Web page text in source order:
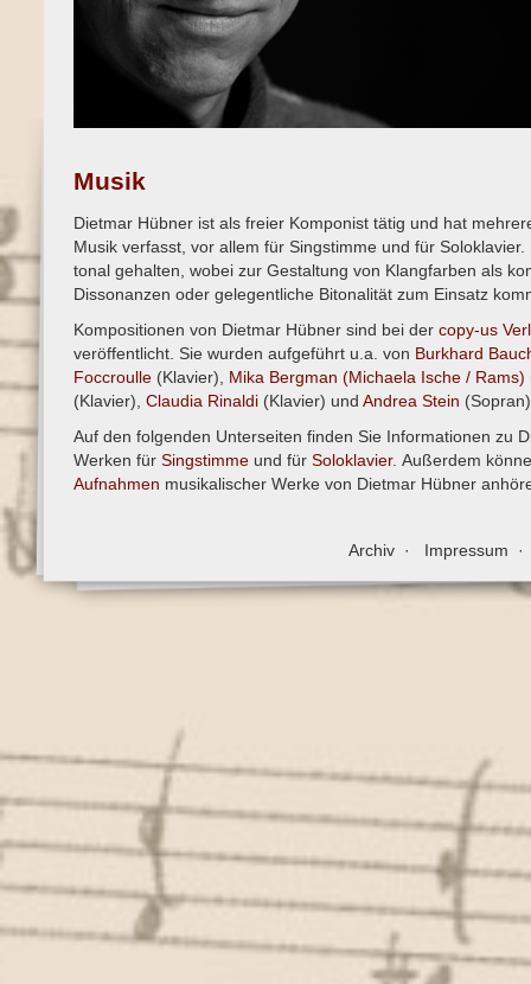
Musik
Dietmar Hübner ist als freier Komponist tätig und hat
Musik verfasst, vor allem für Singstimme und für
tonal gehalten, wobei zur Gestaltung von Klangfarben als
Dissonanzen oder gelegentliche Bitonalität zum Einsatz
Kompositionen von Dietmar Hübner sind bei der copy-us
veröffentlicht. Sie wurden aufgeführt u.a. von Burkhard
Foccroulle (Klavier), Mika Bergman (Michaela Ische / Rams)
(Klavier), Claudia Rinaldi (Klavier) und Andrea Stein
Auf den folgenden Unterseiten finden Sie Informationen zu
Werken für Singstimme und für Soloklavier. Außerdem
Aufnahmen musikalischer Werke von Dietmar Hübner
Archiv Impressum